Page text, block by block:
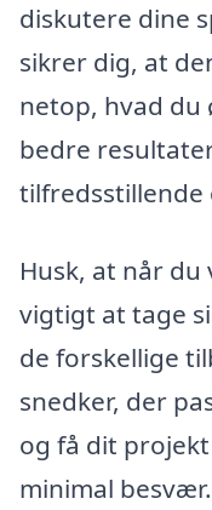
diskutere dine
sikrer dig, at
netop, hvad du
bedre
tilfredsstillende
Husk, at når
vigtigt at tage
de forskellige
snedker, der
og få dit
minimal